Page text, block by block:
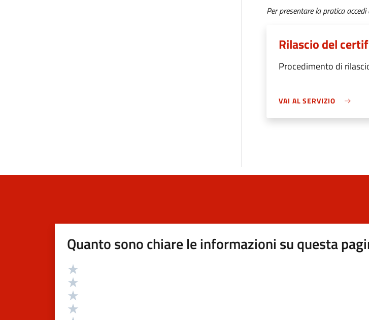
Per presentare la pratica
Rilascio del
Procedimento di
VAI AL SERVIZIO
Quanto sono chiare le informazioni su questa
Valutazione